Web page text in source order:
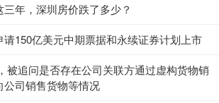
年，深圳房价跌了多少？
150亿美元中期票据和永续证券计划上市
被追问是否存在公司关联方通过虚构货物销
司销售货物等情况